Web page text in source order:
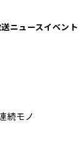
ニュースイベント
続モノ